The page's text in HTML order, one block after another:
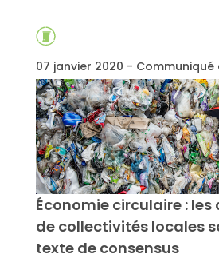
07 janvier 2020 - Communiqué
Économie circulaire :
de collectivités locales
texte de consensus